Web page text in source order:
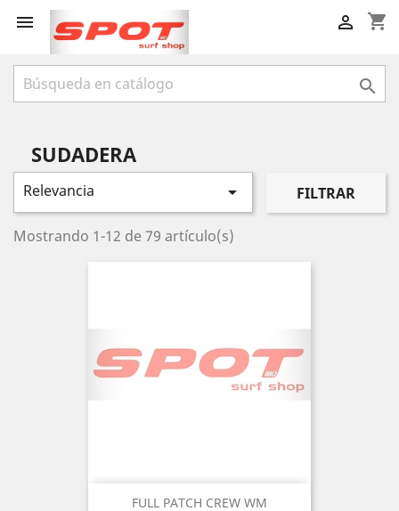
 shopping_cart


SUDADERA
Relevancia  FILTRAR
Mostrando 1-12 de 79 artículo(s)
FULL PATCH CREW WM